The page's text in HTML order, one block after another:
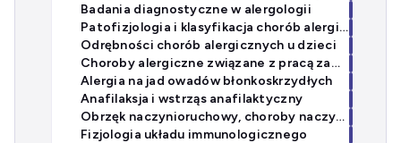
Badania diagnostyczne w alergologii
Patofizjologia i klasyfikacja chorób alergicznych
Odrębności chorób alergicznych u dzieci
Choroby alergiczne związane z pracą zawodową
Alergia na jad owadów błonkoskrzydłych
Anafilaksja i wstrząs anafilaktyczny
Obrzęk naczynioruchowy, choroby naczyń i zespoły eozynofilowe
Fizjologia układu immunologicznego